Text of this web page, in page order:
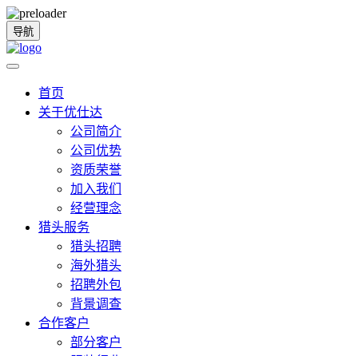
导航
首页
关于优仕达
公司简介
公司优势
资质荣誉
加入我们
经营理念
猎头服务
猎头招聘
海外猎头
招聘外包
背景调查
合作客户
部分客户